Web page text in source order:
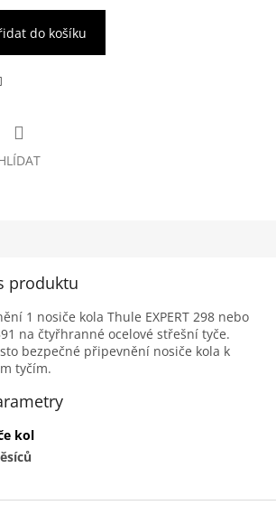
do košíku
produktu
1 nosiče kola Thule EXPERT 298 nebo
na čtyřhranné ocelové střešní tyče.
bezpečné připevnění nosiče kola k
tyčím.
kol